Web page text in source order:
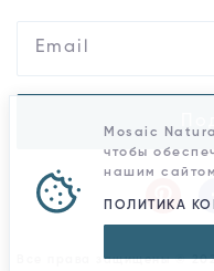
Все права защищены ©
Mosaic
чтобы
нашим
ПОЛИТИКА